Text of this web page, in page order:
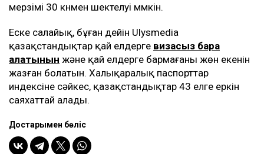
мерзімі 30 күнмен шектелуі мүмкін.
Еске салайық, бұған дейін Ulysmedia
қазақстандықтар қай елдерге визасыз бара
алатынын және қай елдерге бармағаны жөн екенін
жазған болатын. Халықаралық паспорттар
индексіне сәйкес, қазақстандықтар 43 елге еркін
саяхаттай алады.
Достарыңмен бөліс